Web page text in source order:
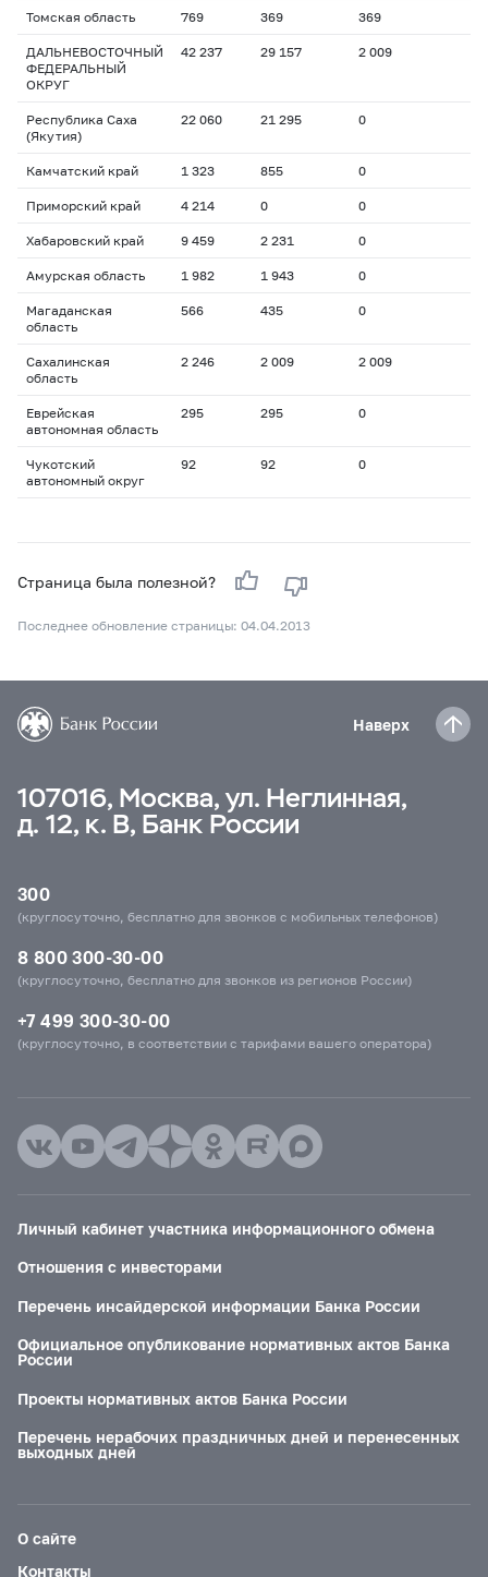
Томская область 769 369 369
ДАЛЬНЕВОСТОЧНЫЙ
ФЕДЕРАЛЬНЫЙ
ОКРУГ
42 237 29 157 2 009
Республика Саха
(Якутия)
22 060 21 295 0
Камчатский край 1 323 855 0
Приморский край 4 214 0 0
Хабаровский край 9 459 2 231 0
Амурская область 1 982 1 943 0
Магаданская
область
566 435 0
Сахалинская
область
2 246 2 009 2 009
Еврейская
автономная область
295 295 0
Чукотский
автономный округ
92 92 0
Страница была полезной?
Последнее обновление страницы: 04.04.2013
Наверх
107016, Москва, ул. Неглинная,
д. 12, к. В, Банк России
300
(круглосуточно, бесплатно для звонков с мобильных телефонов)
8 800 300-30-00
(круглосуточно, бесплатно для звонков из регионов России)
+7 499 300-30-00
(круглосуточно, в соответствии с тарифами вашего оператора)
Личный кабинет участника информационного обмена
Отношения с инвесторами
Перечень инсайдерской информации Банка России
Официальное опубликование нормативных актов Банка
России
Проекты нормативных актов Банка России
Перечень нерабочих праздничных дней и перенесенных
выходных дней
О сайте
Контакты